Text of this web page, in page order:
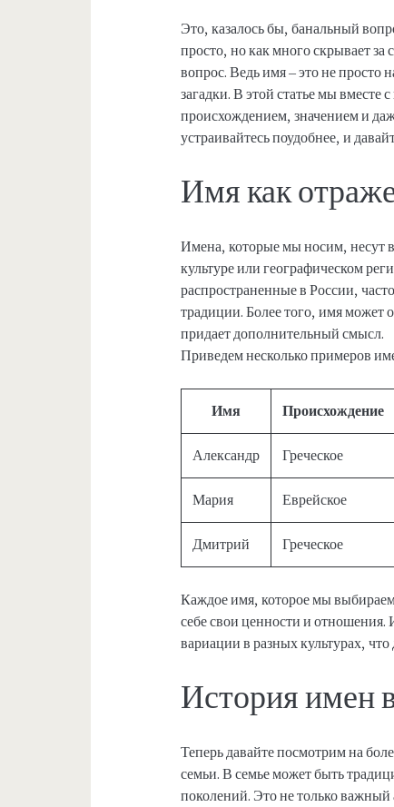
Это, казалось бы, банальный
просто, но как много скрывает за
вопрос. Ведь имя – это не просто
загадки. В этой статье мы
происхождением, значением и
устраивайтесь поудобнее, и
Имя как
Имена, которые мы носим, несут
культуре или географическом
распространенные в России,
традиции. Более того, имя может
придает дополнительный смысл.
Приведем несколько примеров
Имя Происхождение
Александр Греческое
Мария Еврейское
Дмитрий Греческое
Каждое имя, которое мы
себе свои ценности и
вариации в разных культурах,
История имен
Теперь давайте посмотрим на
семьи. В семье может быть
поколений. Это не только важный